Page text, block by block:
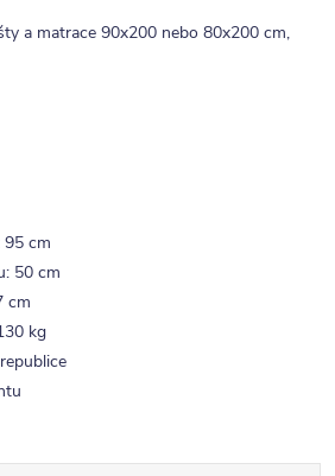
a matrace 90x200 nebo 80x200 cm,
95 cm
50 cm
cm
kg